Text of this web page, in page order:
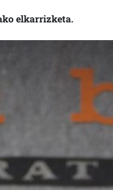
elkarrizketa.